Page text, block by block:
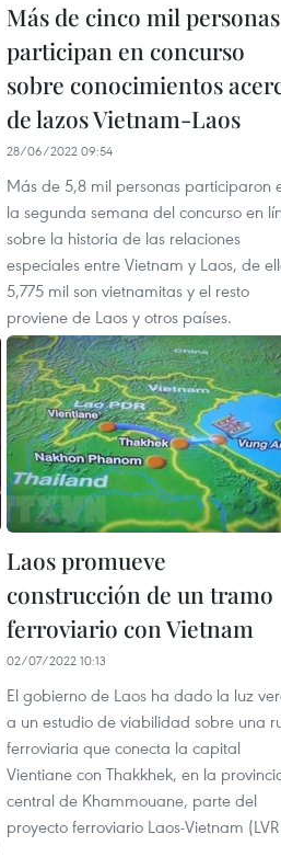
Más de cinco mil personas
participan en concurso
sobre conocimientos
de lazos Vietnam-Laos
28/06/2022 09:54
Más de 5,8 mil personas participaron
la segunda semana del concurso en
sobre la historia de las relaciones
especiales entre Vietnam y Laos, de
5,775 mil son vietnamitas y el resto
proviene de Laos y otros países.
Laos promueve
construcción de un tramo
ferroviario con Vietnam
02/07/2022 10:13
El gobierno de Laos ha dado la luz
a un estudio de viabilidad sobre una
ferroviaria que conecta la capital
Vientiane con Thakkhek, en la
central de Khammouane, parte del
proyecto ferroviario Laos-Vietnam